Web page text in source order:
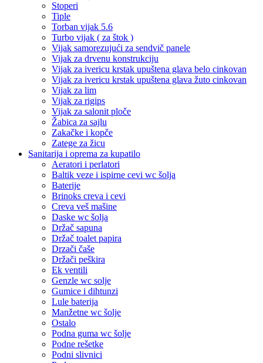
Stoperi
Tiple
Torban vijak 5.6
Turbo vijak ( za štok )
Vijak samorezujući za sendvič panele
Vijak za drvenu konstrukciju
Vijak za ivericu krstak upuštena glava belo cinkovan
Vijak za ivericu krstak upuštena glava žuto cinkovan
Vijak za lim
Vijak za rigips
Vijak za salonit ploče
Žabica za sajlu
Zakačke i kopče
Zatege za žicu
Sanitarija i oprema za kupatilo
Aeratori i perlatori
Baltik veze i ispirne cevi wc šolja
Baterije
Brinoks creva i cevi
Creva veš mašine
Daske wc šolja
Držač sapuna
Držač toalet papira
Drzači čaše
Držači peškira
Ek ventili
Genzle wc solje
Gumice i dihtunzi
Lule baterija
Manžetne wc šolje
Ostalo
Podna guma wc šolje
Podne rešetke
Podni slivnici